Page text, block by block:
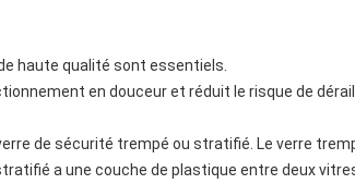
haute qualité sont essentiels.
en douceur et réduit le risque de
de sécurité trempé ou stratifié. Le verre
a une couche de plastique entre deux